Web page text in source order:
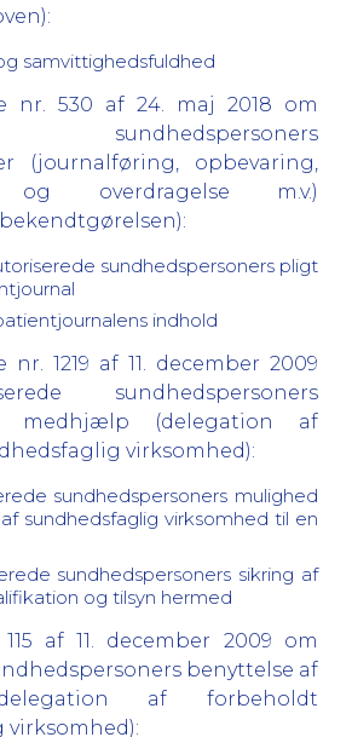
samvittighedsfuldhed
nr. 530 af 24. maj 2018 om
sundhedspersoners
(journalføring, opbevaring,
og overdragelse m.v.)
sundhedspersoners pligt
indhold
nr. 1219 af 11. december 2009
sundhedspersoners
medhjælp (delegation af
virksomhed):
sundhedspersoners mulighed
sundhedsfaglig virksomhed til en
sundhedspersoners sikring af
og tilsyn hermed
af 11. december 2009 om
benyttelse af
af forbeholdt